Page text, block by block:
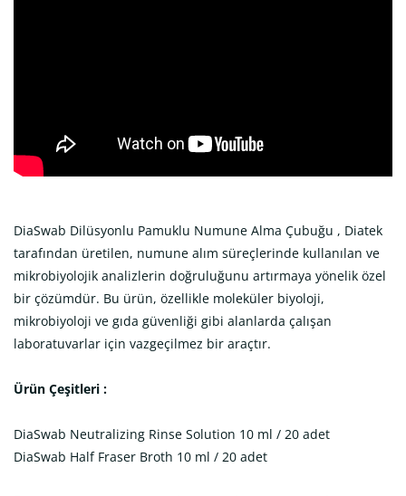
DiaSwab Dilüsyonlu Pamuklu Numune Alma Çubuğu , Diatek
tarafından üretilen, numune alım süreçlerinde kullanılan ve
mikrobiyolojik analizlerin doğruluğunu artırmaya yönelik özel
bir çözümdür. Bu ürün, özellikle moleküler biyoloji,
mikrobiyoloji ve gıda güvenliği gibi alanlarda çalışan
laboratuvarlar için vazgeçilmez bir araçtır.
Ürün Çeşitleri :
DiaSwab Neutralizing Rinse Solution 10 ml / 20 adet
DiaSwab Half Fraser Broth 10 ml / 20 adet